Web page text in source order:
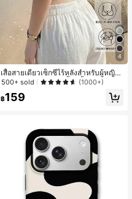
4
เสื้อสายเดี่ยวเซ็กซี่ไร้หลังสำหรับผู้หญิง
พร้อมบราแบบมีฟองน้ำ, เสื้อกล้ามแขน
500+ sold (1000+)
฿159